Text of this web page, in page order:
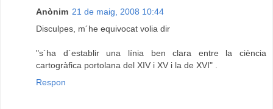
Anònim 21 de maig, 2008 10:44
Disculpes, m´he equivocat volia dir
"s´ha d´establir una línia ben clara entre la ciència
cartogràfica portolana del XIV i XV i la de XVI" .
Respon